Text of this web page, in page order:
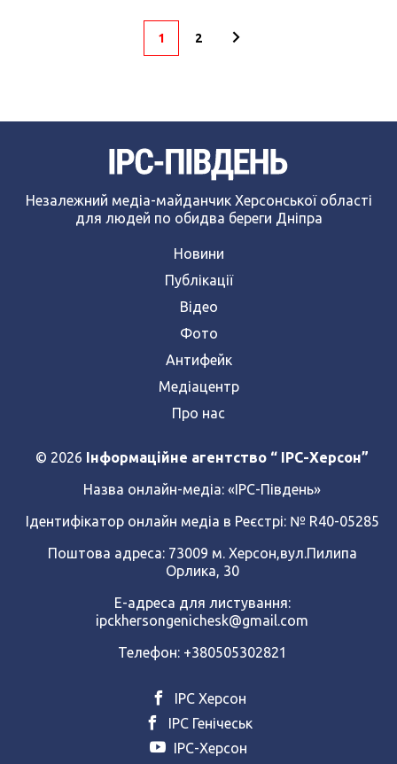
1 2
Незалежний медіа-майданчик Херсонської області
для людей по обидва береги Дніпра
Новини
Публікації
Відео
Фото
Антифейк
Медіацентр
Про нас
© 2026 Інформаційне агентство “ IPC-Херсон”
Назва онлайн-медіа: «ІРС-Південь»
Ідентифікатор онлайн медіа в Реєстрі: № R40-05285
Поштова адреса: 73009 м. Херсон,вул.Пилипа
Орлика, 30
Е-адреса для листування:
ipckhersongenichesk@gmail.com
Телефон: +380505302821
ІРС Херсон
ІРС Генічеськ
ІРС-Херсон